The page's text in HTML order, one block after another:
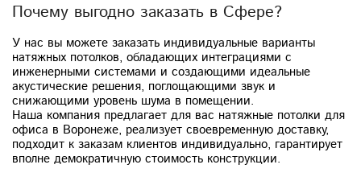
Почему выгодно заказать в Сфере?
У нас вы можете заказать индивидуальные варианты
натяжных потолков, обладающих интеграциями с
инженерными системами и создающими идеальные
акустические решения, поглощающими звук и
снижающими уровень шума в помещении.
Наша компания предлагает для вас натяжные потолки для
офиса в Воронеже, реализует своевременную доставку,
подходит к заказам клиентов индивидуально, гарантирует
вполне демократичную стоимость конструкции.